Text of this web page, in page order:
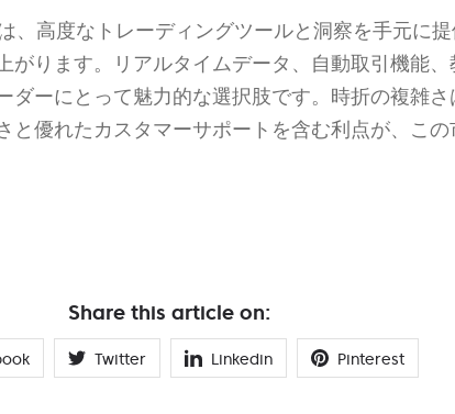
、高度なトレーディングツールと洞察を手元に
がります。リアルタイムデータ、自動取引機能
ダーにとって魅力的な選択肢です。時折の複雑さ
と優れたカスタマーサポートを含む利点が、こ
Share this article on:
Twitter Linkedin Pinterest